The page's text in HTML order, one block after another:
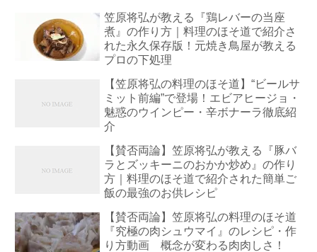
笠原将弘が教える『鶏レバーの当座
煮』の作り方｜料理のほそ道で紹介さ
れた永久保存版！元焼き鳥屋が教える
プロの下処理
【笠原将弘の料理のほそ道】“ビールサ
ミット前編”で登場！エビアヒージョ・
魅惑のウインピー・辛ボナーラ徹底紹
介
【賛否両論】笠原将弘が教える『豚バ
ラとズッキーニのおかか炒め』の作り
方｜料理のほそ道で紹介された簡単ご
飯の最強のお供レシピ
【賛否両論】笠原将弘の料理のほそ道
『究極の肉シュウマイ』のレシピ・作
り方動画 概念が変わる肉肉しさ！